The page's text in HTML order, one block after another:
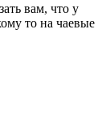
вам, что у
то на чаевые